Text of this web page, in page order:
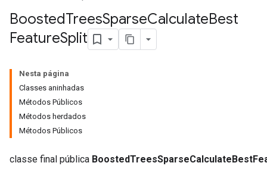
BoostedTreesSparseCalculateBest
FeatureSplit
Nesta página
Classes aninhadas
Métodos Públicos
Métodos herdados
Métodos Públicos
classe final pública